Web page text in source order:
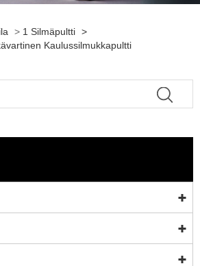
> 1 Silmäpultti >
Kaulussilmukkapultti